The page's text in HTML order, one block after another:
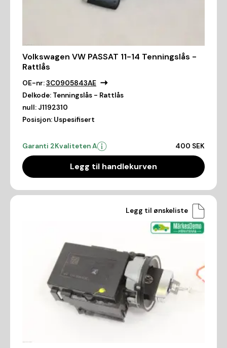
Volkswagen VW PASSAT 11-14 Tenningslås -
Rattlås
OE-nr:3C0905843AE
Delkode: Tenningslås - Rattlås
null: J1192310
Posisjon: Uspesifisert
Garanti 2Kvaliteten A 400 SEK
Legg til handlekurven
Legg til ønskeliste